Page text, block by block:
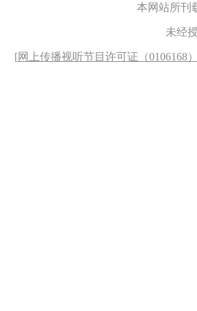
本网站所刊
未经
[网上传播视听节目许可证（0106168）